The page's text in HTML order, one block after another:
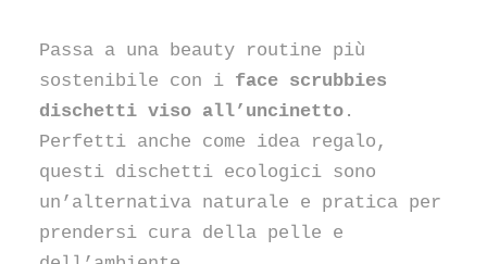
Passa a una beauty routine più
sostenibile con i face scrubbies
dischetti viso all’uncinetto .
Perfetti anche come idea regalo,
questi dischetti ecologici sono
un’alternativa naturale e pratica per
prendersi cura della pelle e